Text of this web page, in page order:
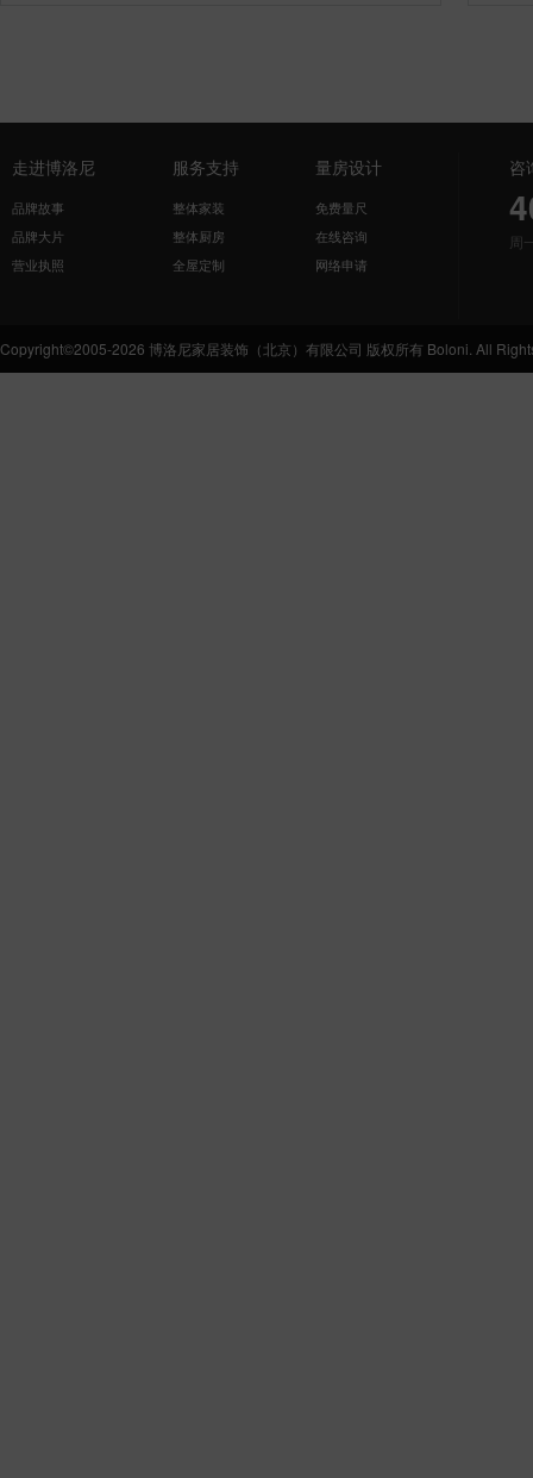
走进博洛尼
品牌故事
品牌大片
营业执照
服务支持
整体家装
整体厨房
全屋定制
量房设计
免费量尺
在线咨询
网络申请
咨
周
Copyright©2005-2026 博洛尼家居装饰（北京）有限公司 版权所有 Boloni. All